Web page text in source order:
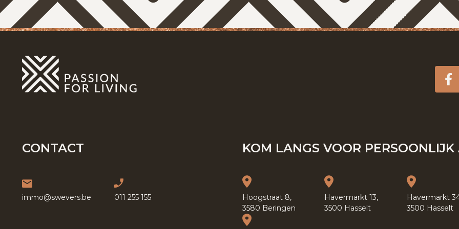
CONTACT
immo@swevers.be 011 255 155
KOM LANGS VOOR PERSOONLIJK
Hoogstraat 8,
3580 Beringen
Havermarkt 13,
3500 Hasselt
Havermarkt
3500 Hasselt